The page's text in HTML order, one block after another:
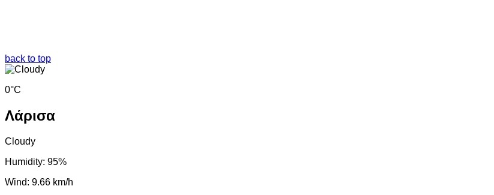
back to top
0°C
Λάρισα
Cloudy
Humidity: 95%
Wind: 9.66 km/h